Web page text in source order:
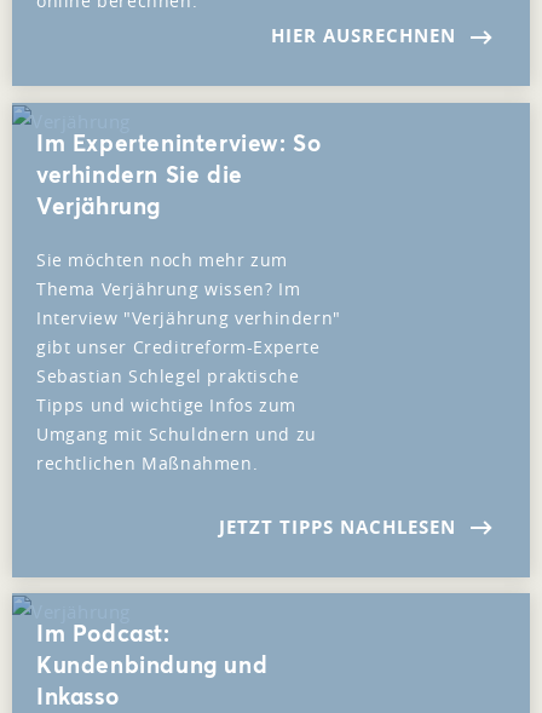
HIER AUSRECHNEN
Im Experteninterview: So
verhindern Sie die
Verjährung
Sie möchten noch mehr zum
Thema Verjährung wissen? Im
Interview "Verjährung verhindern"
gibt unser Creditreform-Experte
Sebastian Schlegel praktische
Tipps und wichtige Infos zum
Umgang mit Schuldnern und zu
rechtlichen Maßnahmen.
JETZT TIPPS NACHLESEN
Im Podcast:
Kundenbindung und
Inkasso